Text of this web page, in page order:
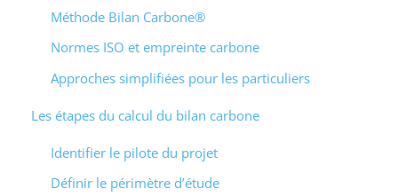
Méthode Bilan Carbone®
Normes ISO et empreinte carbone
Approches simplifiées pour les particuliers
Les étapes du calcul du bilan carbone
Identifier le pilote du projet
Définir le périmètre d’étude